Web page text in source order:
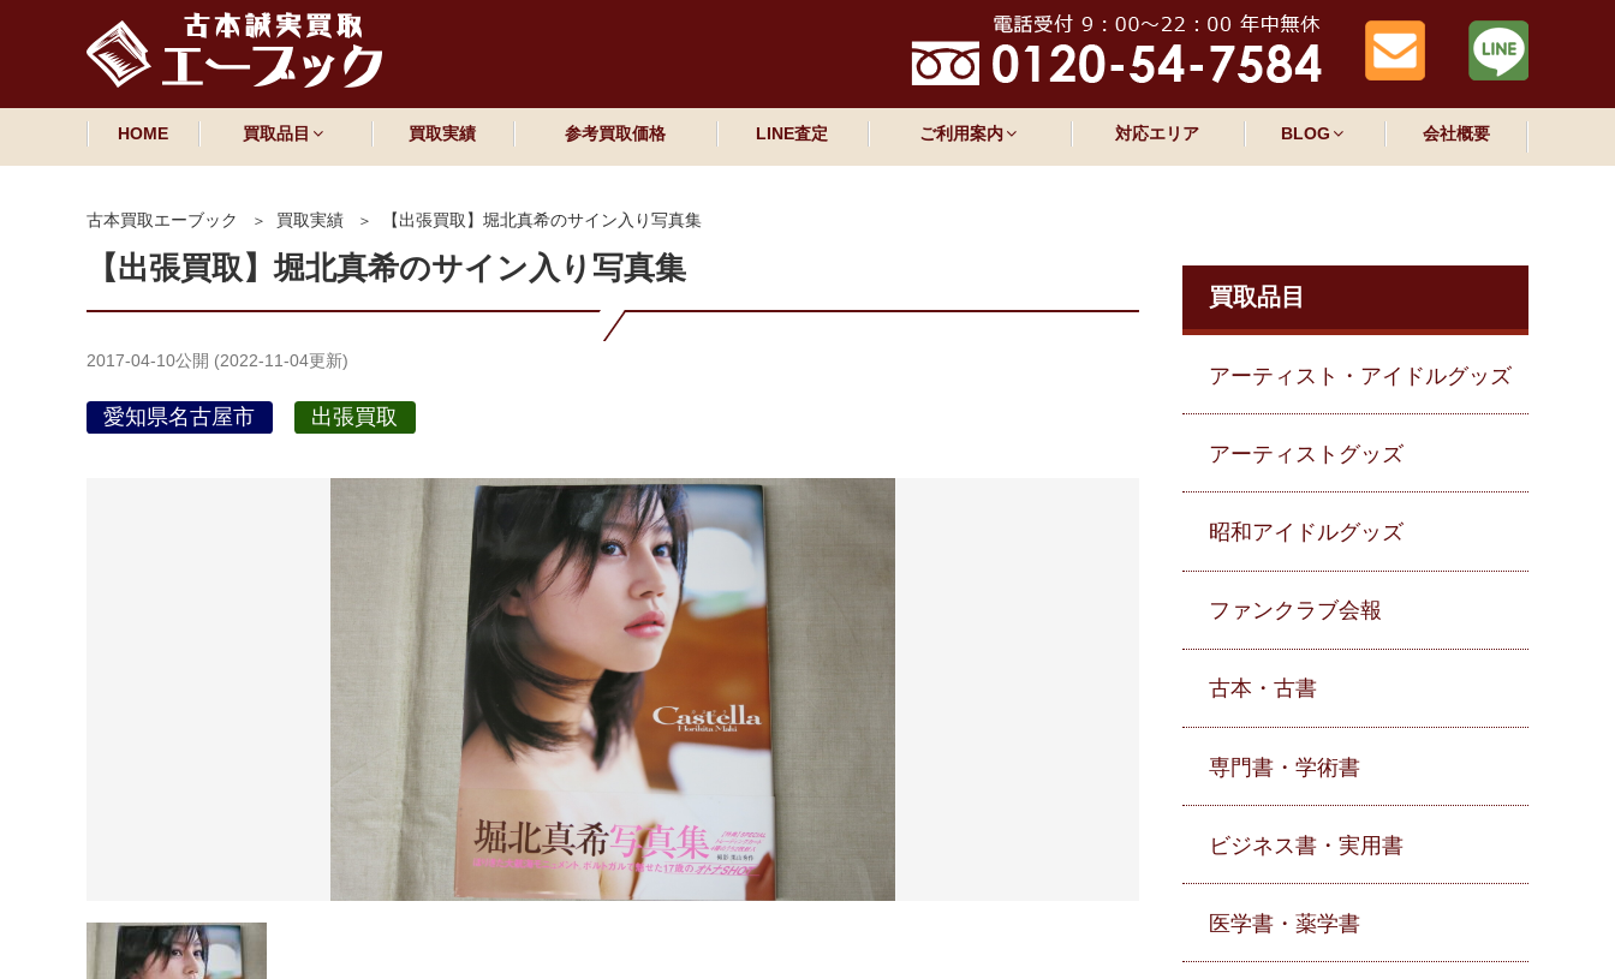
HOME 買取品目 買取実績 参考買取価格 LINE査定 ご利用案内 対応エリア BLOG 会社概要
古本買取エーブック 買取実績 【出張買取】堀北真希のサイン入り写真集
【出張買取】堀北真希のサイン入り写真集
2017-04-10公開 (2022-11-04更新)
愛知県名古屋市 出張買取
買取品目
アーティスト・アイドルグッズ
アーティストグッズ
昭和アイドルグッズ
ファンクラブ会報
古本・古書
専門書・学術書
ビジネス書・実用書
医学書・薬学書